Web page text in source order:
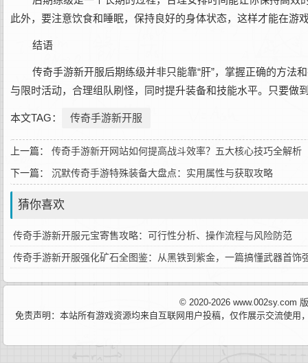
此外，要注意饮食和睡眠，保持良好的身体状态，这样才能在游
结语
传奇手游新开服后期练级并非只能靠“肝”，掌握正确的方法
与限时活动，合理组队刷怪，同时提升装备和技能水平。只要
本文TAG： 传奇手游新开服
上一篇： 传奇手游新开网站如何提高战斗效率？五大核心技巧全解析
下一篇： 沉默传奇手游特殊装备大盘点：实用属性与获取攻略
猜你喜欢
传奇手游新开服元宝寄售攻略：可行性分析、操作流程与风险防范
传奇手游新开服强化矿石全图鉴：从黑铁到紫金，一篇搞懂武器首饰
© 2020-2026 www.002sy.com
免责声明：本站所有游戏资源均来自互联网用户投稿，仅作展示交流使